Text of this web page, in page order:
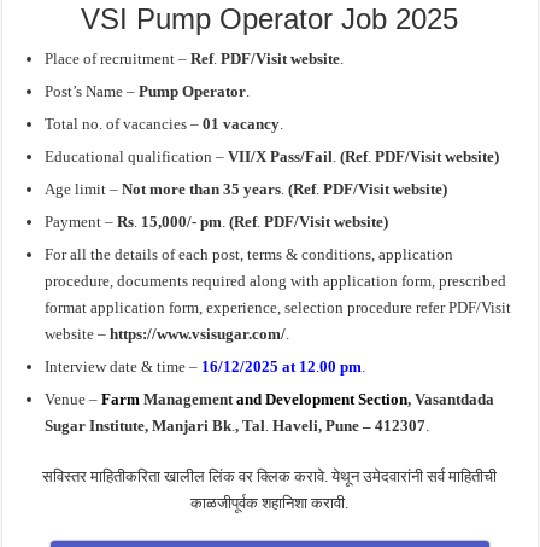
VSI Pump Operator Job 2025
Place of recruitment –Ref.PDF/Visit website
Post’s Name – Pump Operator
Total no. of vacancies –01 vacancy
Educational qualification – VII/X Pass/Fail .(Ref.PDF/Visit website)
Age limit – Not more than 35 years .(Ref.PDF/Visit website)
Payment –Rs 15,000/- pm .(Ref.PDF/Visit website)
For all the details of each post, terms & conditions, application
procedure, documents required along with application form, prescribed
format application form, experience, selection procedure refer PDF/Visit
website –https://www.vsisugar.com/
Interview date & time – 16/12/2025 at 12 .00 pm
Venue – FarmManagement and Development Section, Vasantdada
Sugar Institute, Manjari Bk ., Tal Haveli, Pune – 412307
सविस्तर माहितीकरिता खालील लिंक वर क्लिक करावे. येथून उमेदवारांनी सर्व माहितीची
काळजीपूर्वक शहानिशा करावी.